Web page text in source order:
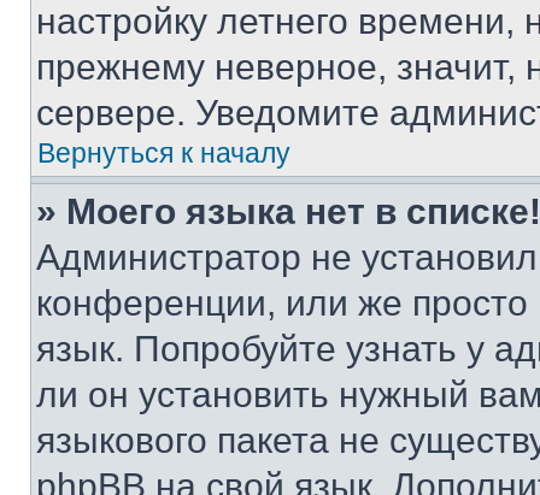
настройку летнего
прежнему неверное, значит,
сервере. Уведомите
Вернуться к началу
» Моего языка нет в списке!
Администратор не
конференции, или же
язык. Попробуйте узнать у
ли он установить нужный
языкового пакета не
phpBB на свой язык.